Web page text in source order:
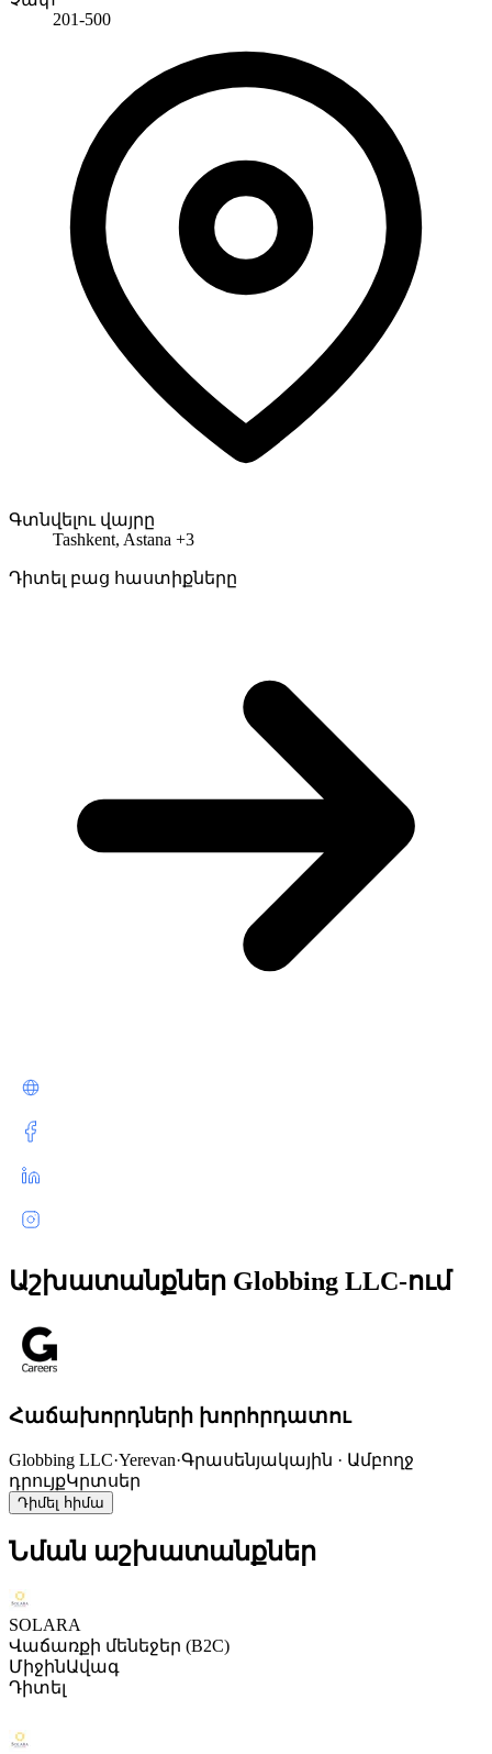
201-500
Գտնվելու վայրը
Tashkent, Astana +3
Դիտել բաց հաստիքները
Աշխատանքներ Globbing LLC-ում
Հաճախորդների խորհրդատու
Globbing LLC·Yerevan·Գրասենյակային · Ամբողջ
դրույքԿրտսեր
Դիմել հիմա
Նման աշխատանքներ
SOLARA
Վաճառքի մենեջեր (B2C)
ՄիջինԱվագ
Դիտել